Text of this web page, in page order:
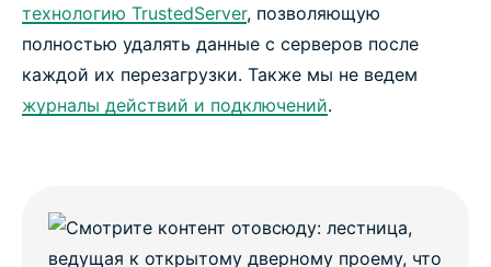
технологию TrustedServer, позволяющую
полностью удалять данные с серверов после
каждой их перезагрузки. Также мы не ведем
журналы действий и подключений.